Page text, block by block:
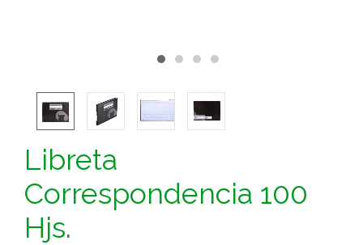
Libreta
Correspondencia 100
Hjs.